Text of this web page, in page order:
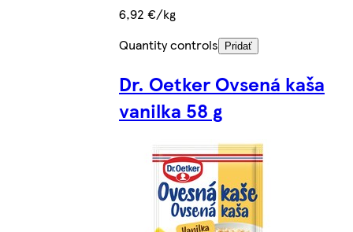
6,92 €/kg
Quantity controls
Pridať
Dr. Oetker Ovsená kaša
vanilka 58 g